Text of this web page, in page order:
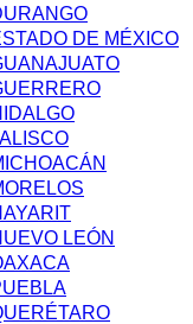
DE MÉXICO
LEÓN